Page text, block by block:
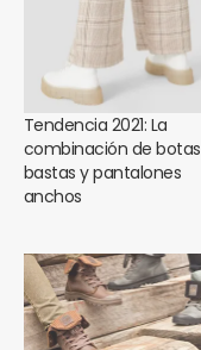
Tendencia 2021: La
combinación de botas
bastas y pantalones
anchos